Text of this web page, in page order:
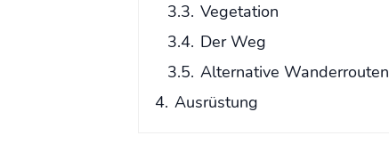
3.3. Vegetation
3.4. Der Weg
3.5. Alternative Wanderrouten
4. Ausrüstung